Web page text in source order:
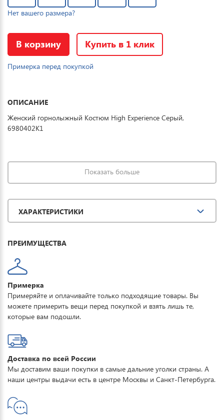
Нет вашего размера?
В корзину Купить в 1 клик
Примерка перед покупкой
ОПИСАНИЕ
Женский горнолыжный Костюм High Experience Серый,
6980402K1
Показать больше
ХАРАКТЕРИСТИКИ
ПРЕИМУЩЕСТВА
Примерка
Примеряйте и оплачивайте только подходящие товары. Вы
можете примерить вещи перед покупкой и взять лишь те,
которые вам подошли.
Доставка по всей России
Мы доставим ваши покупки в самые дальние уголки страны. А
наши центры выдачи есть в центре Москвы и Санкт-Петербурга.